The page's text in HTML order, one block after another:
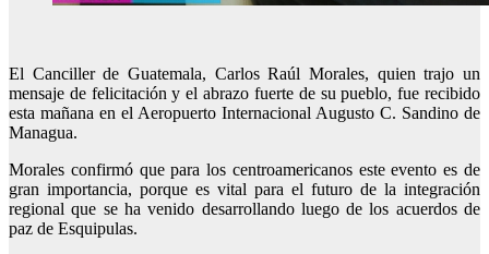
El Canciller de Guatemala, Carlos Raúl Morales, quien trajo un
mensaje de felicitación y el abrazo fuerte de su pueblo, fue recibido
esta mañana en el Aeropuerto Internacional Augusto C. Sandino de
Managua.
Morales confirmó que para los centroamericanos este evento es de
gran importancia, porque es vital para el futuro de la integración
regional que se ha venido desarrollando luego de los acuerdos de
paz de Esquipulas.